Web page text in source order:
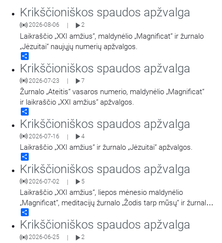
Krikščioniškos spaudos apžvalga
2026-08-06 2
Laikraščio „XXI amžius“, maldynėlio „Magnificat“ ir žurnalo
„Jėzuitai“ naujųjų numerių apžvalgos.
Krikščioniškos spaudos apžvalga
2026-07-23 7
Žurnalo „Ateitis“ vasaros numerio, maldynėlio „Magnificat“
ir laikraščio „XXI amžius“ apžvalgos.
Krikščioniškos spaudos apžvalga
2026-07-16 | 4
Laikraščio „XXI amžius“ ir žurnalo „Jėzuitai“ apžvalgos.
Krikščioniškos spaudos apžvalga
2026-07-02 | 5
Laikraščio „XXI amžius“, liepos mėnesio maldynėlio
„Magnificat“, meditacijų žurnalo „Žodis tarp mūsų“ ir žurnalo
„Jėzuitai“ apžvalgos.
Krikščioniškos spaudos apžvalga
2026-06-25 2